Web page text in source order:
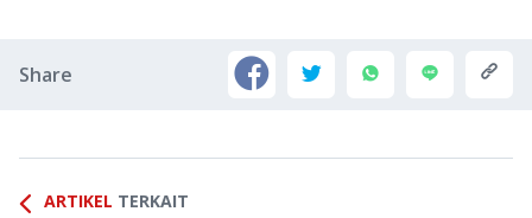
Share
ARTIKEL TERKAIT